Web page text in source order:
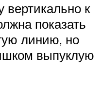
вертикально к
показать
линию, но
выпуклую